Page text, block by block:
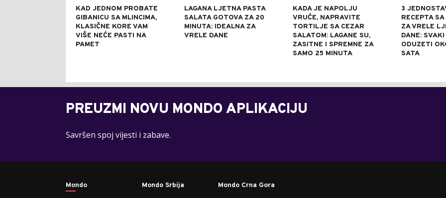
KAD JEDNOM PROBATE
GIBANICU SA MLINCIMA,
KLASIČNE KORE VAM
VIŠE NEĆE PASTI NA
PAMET
LAGANA LJETNA PASTA
SALATA GOTOVA ZA 20
MINUTA: IDEALNA ZA
VRELE DANE
KADA JE NAPOLJU
VRUĆE, NAPRAVITE
TORTILJE SA CEZAR
SALATOM: LAGANE SU,
ZASITNE I SPREMNE ZA
SAMO 25 MINUTA
3
RECEPTA
ZA VRELE
DANE:
ODUZETI
SATA
PREUZMI NOVU MONDO APLIKACIJU
Savršen spoj vijesti i zabave.
Mondo Mondo Srbija Mondo Crna Gora